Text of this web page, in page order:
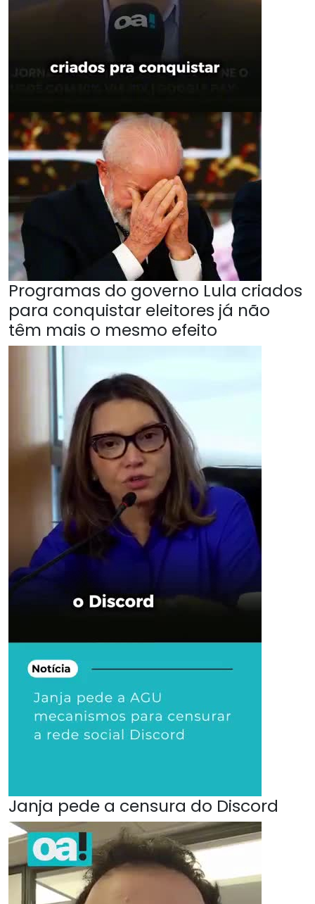
Programas do governo Lula criados
para conquistar eleitores já não
têm mais o mesmo efeito
Janja pede a censura do Discord